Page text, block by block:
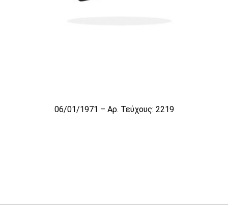
06/01/1971 – Αρ. Τεύχους: 2219